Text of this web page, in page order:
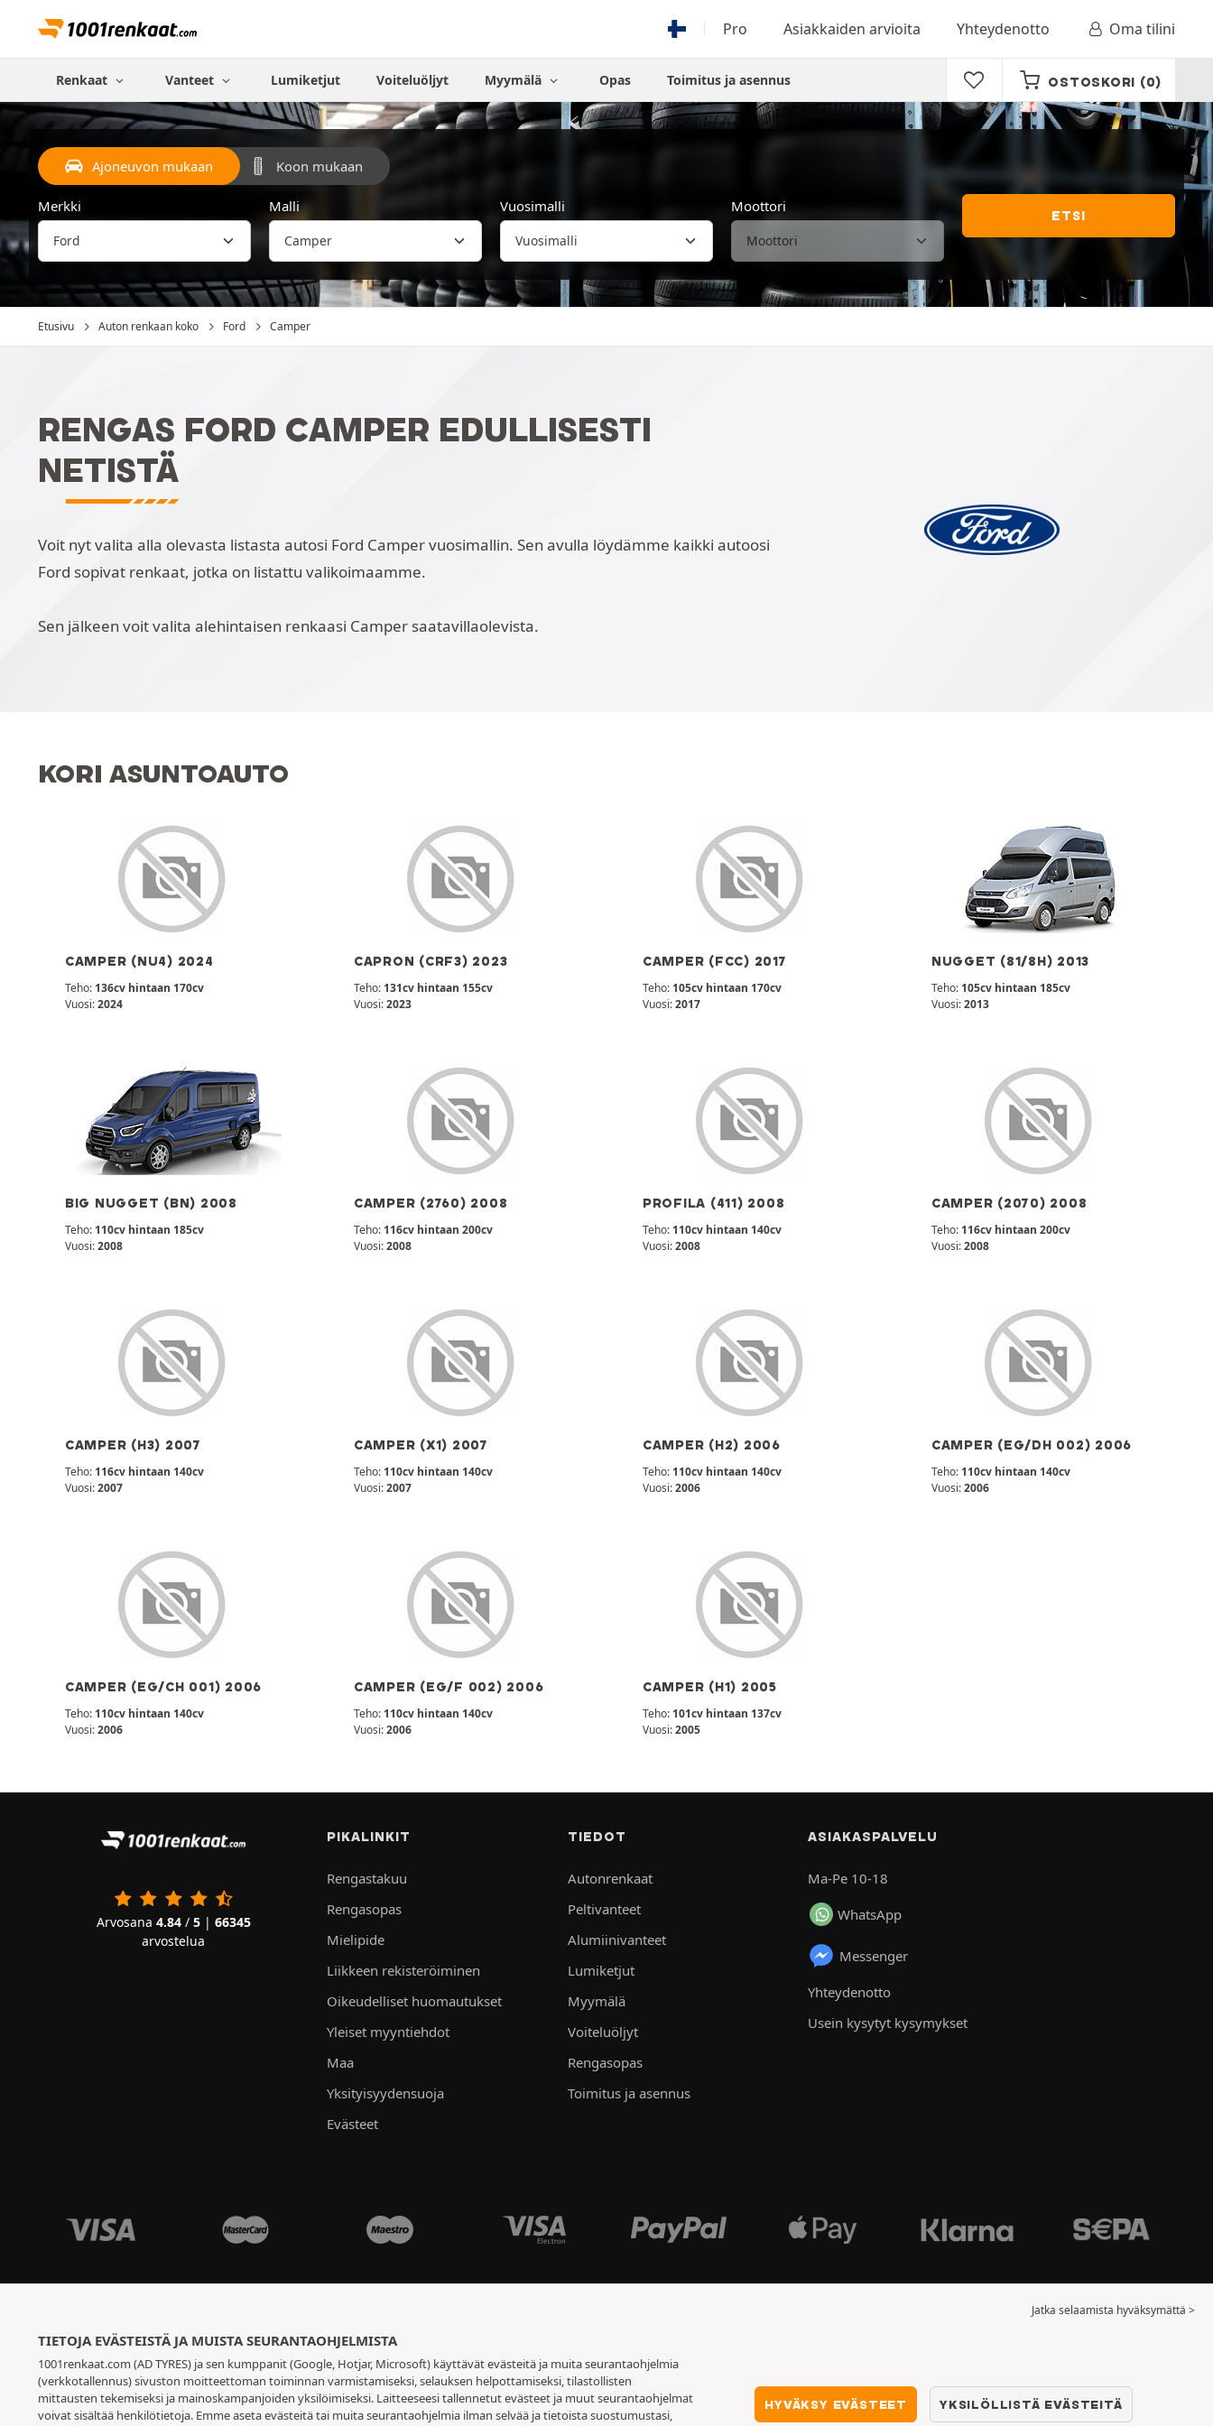
Pro Asiakkaiden arvioita Yhteydenotto Oma tilini
Renkaat Vanteet Lumiketjut Voiteluöljyt Myymälä Opas Toimitus ja asennus OSTOSKORI (0)
Ajoneuvon mukaan Koon mukaan
Merkki Malli Vuosimalli Moottori
ETSI
Etusivu Auton renkaan koko Ford Camper
RENGAS FORD CAMPER EDULLISESTI
NETISTÄ
Voit nyt valita alla olevasta listasta autosi Ford Camper vuosimallin. Sen avulla löydämme kaikki autoosi
Ford sopivat renkaat, jotka on listattu valikoimaamme.
Sen jälkeen voit valita alehintaisen renkaasi Camper saatavillaolevista.
KORI ASUNTOAUTO
CAMPER (NU4) 2024
Teho: 136cv hintaan 170cv
Vuosi:2024
CAPRON (CRF3) 2023
Teho: 131cv hintaan 155cv
Vuosi:2023
CAMPER (FCC) 2017
Teho: 105cv hintaan 170cv
Vuosi:2017
NUGGET (81/8H) 2013
Teho: 105cv hintaan 185cv
Vuosi:2013
BIG NUGGET (BN) 2008
Teho: 110cv hintaan 185cv
Vuosi:2008
CAMPER (2760) 2008
Teho: 116cv hintaan 200cv
Vuosi:2008
PROFILA (411) 2008
Teho: 110cv hintaan 140cv
Vuosi:2008
CAMPER (2070) 2008
Teho: 116cv hintaan 200cv
Vuosi:2008
CAMPER (H3) 2007
Teho: 116cv hintaan 140cv
Vuosi:2007
CAMPER (X1) 2007
Teho: 110cv hintaan 140cv
Vuosi:2007
CAMPER (H2) 2006
Teho: 110cv hintaan 140cv
Vuosi:2006
CAMPER (EG/DH 002) 2006
Teho: 110cv hintaan 140cv
Vuosi:2006
CAMPER (EG/CH 001) 2006
Teho: 110cv hintaan 140cv
Vuosi:2006
CAMPER (EG/F 002) 2006
Teho: 110cv hintaan 140cv
Vuosi:2006
CAMPER (H1) 2005
Teho: 101cv hintaan 137cv
Vuosi:2005
Arvosana 4.84/ 5| 66345
arvostelua
PIKALINKIT
Rengastakuu
Rengasopas
Mielipide
Liikkeen rekisteröiminen
Oikeudelliset huomautukset
Yleiset myyntiehdot
Maa
Yksityisyydensuoja
Evästeet
TIEDOT
Autonrenkaat
Peltivanteet
Alumiinivanteet
Lumiketjut
Myymälä
Voiteluöljyt
Rengasopas
Toimitus ja asennus
ASIAKASPALVELU
Ma-Pe 10-18
WhatsApp
Messenger
Yhteydenotto
Usein kysytyt kysymykset
Jatka selaamista hyväksymättä >
TIETOJA EVÄSTEISTÄ JA MUISTA SEURANTAOHJELMISTA
1001renkaat.com (AD TYRES) ja sen kumppanit (Google, Hotjar, Microsoft) käyttävät evästeitä ja muita seurantaohjelmia
(verkkotallennus) sivuston moitteettoman toiminnan varmistamiseksi, selauksen helpottamiseksi, tilastollisten
mittausten tekemiseksi ja mainoskampanjoiden yksilöimiseksi. Laitteeseesi tallennetut evästeet ja muut seurantaohjelmat
voivat sisältää henkilötietoja. Emme aseta evästeitä tai muita seurantaohjelmia ilman selvää ja tietoista suostumustasi,
HYVÄKSY EVÄSTEET YKSILÖLLISTÄ EVÄSTEITÄ